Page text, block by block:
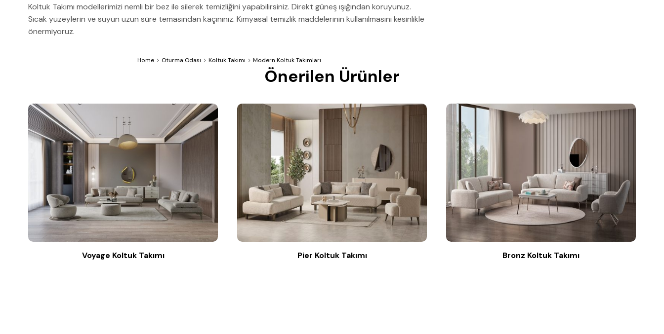
Koltuk Takımı modellerimizi nemli bir bez ile silerek temizliğini yapabilirsiniz. Direkt güneş ışığından koruyunuz.
Sıcak yüzeylerin ve suyun uzun süre temasından kaçınınız. Kimyasal temizlik maddelerinin kullanılmasını kesinlikle
önermiyoruz.
Home Oturma Odası Koltuk Takımı Modern Koltuk Takımları
Önerilen Ürünler
Voyage Koltuk Takımı Pier Koltuk Takımı Bronz Koltuk Takımı